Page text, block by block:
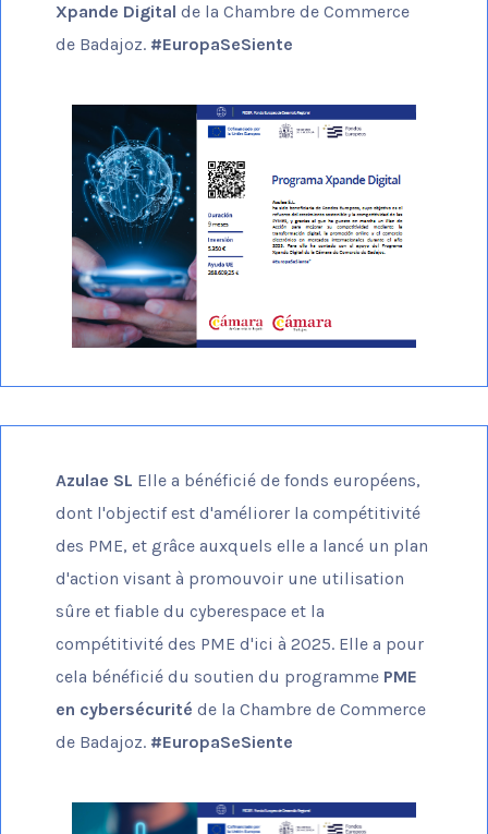
Xpande Digital de la Chambre de Commerce
de Badajoz. #EuropaSeSiente
Azulae SL Elle a bénéficié de fonds européens,
dont l'objectif est d'améliorer la compétitivité
des PME, et grâce auxquels elle a lancé un plan
d'action visant à promouvoir une utilisation
sûre et fiable du cyberespace et la
compétitivité des PME d'ici à 2025. Elle a pour
cela bénéficié du soutien du programme PME
en cybersécurité de la Chambre de Commerce
de Badajoz. #EuropaSeSiente